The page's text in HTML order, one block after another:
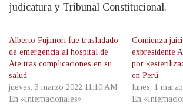
judicatura y Tribunal Constitucional.
Alberto Fujimori fue trasladado
de emergencia al hospital de
Ate tras complicaciones en su
salud
jueves, 3 marzo 2022 11:10 AM
En «Internacionales»
Comienza
expresidente
por
en Perú
lunes, 1
En